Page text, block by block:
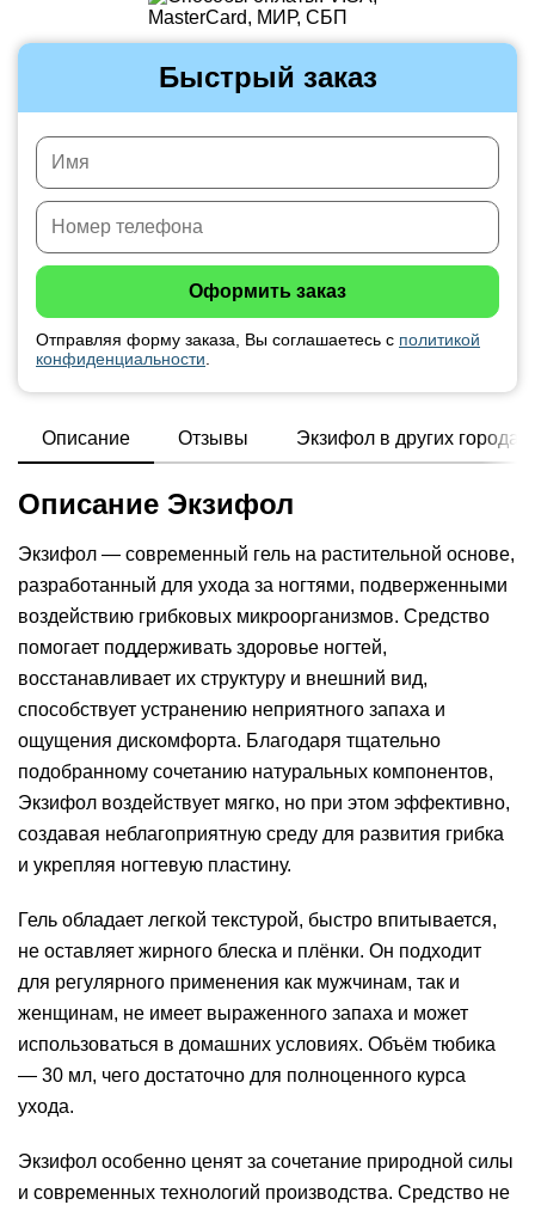
Быстрый заказ
Отправляя форму заказа, Вы соглашаетесь с политикой
конфиденциальности
Описание Отзывы Экзифол в других городах
Описание Экзифол
Экзифол — современный гель на растительной основе,
разработанный для ухода за ногтями, подверженными
воздействию грибковых микроорганизмов. Средство
помогает поддерживать здоровье ногтей,
восстанавливает их структуру и внешний вид,
способствует устранению неприятного запаха и
ощущения дискомфорта. Благодаря тщательно
подобранному сочетанию натуральных компонентов,
Экзифол воздействует мягко, но при этом эффективно,
создавая неблагоприятную среду для развития грибка
и укрепляя ногтевую пластину.
Гель обладает легкой текстурой, быстро впитывается,
не оставляет жирного блеска и плёнки. Он подходит
для регулярного применения как мужчинам, так и
женщинам, не имеет выраженного запаха и может
использоваться в домашних условиях. Объём тюбика
— 30 мл, чего достаточно для полноценного курса
ухода.
Экзифол особенно ценят за сочетание природной силы
и современных технологий производства. Средство не